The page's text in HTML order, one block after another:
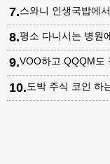
7.스와니 인생국밥에
8.평소 다니시는 병원
9.VOO하고 QQQM도
10.도박 주식 코인 하